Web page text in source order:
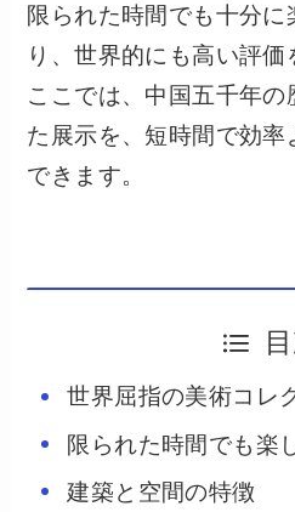
限られた時間でも十分
り、世界的にも高い評価
ここでは、中国五千年の
た展示を、短時間で効
できます。
世界屈指の美術コレ
限られた時間でも楽
建築と空間の特徴